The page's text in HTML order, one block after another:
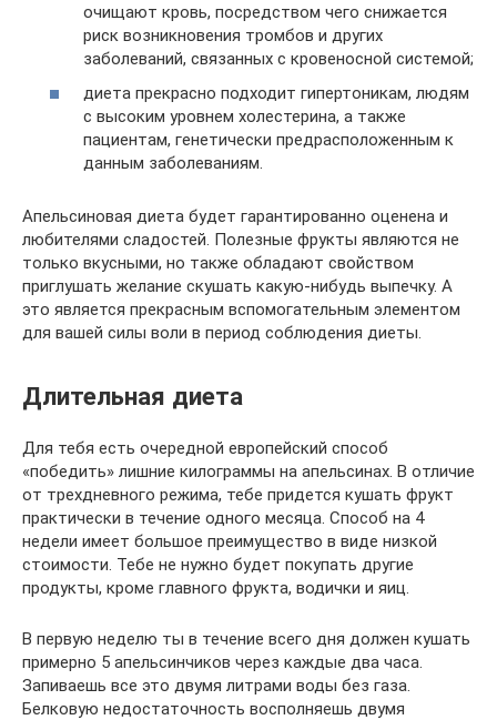
очищают кровь, посредством чего снижается
риск возникновения тромбов и других
заболеваний, связанных с кровеносной системой;
диета прекрасно подходит гипертоникам, людям
с высоким уровнем холестерина, а также
пациентам, генетически предрасположенным к
данным заболеваниям.
Апельсиновая диета будет гарантированно оценена и
любителями сладостей. Полезные фрукты являются не
только вкусными, но также обладают свойством
приглушать желание скушать какую-нибудь выпечку. А
это является прекрасным вспомогательным элементом
для вашей силы воли в период соблюдения диеты.
Длительная диета
Для тебя есть очередной европейский способ
«победить» лишние килограммы на апельсинах. В отличие
от трехдневного режима, тебе придется кушать фрукт
практически в течение одного месяца. Способ на 4
недели имеет большое преимущество в виде низкой
стоимости. Тебе не нужно будет покупать другие
продукты, кроме главного фрукта, водички и яиц.
В первую неделю ты в течение всего дня должен кушать
примерно 5 апельсинчиков через каждые два часа.
Запиваешь все это двумя литрами воды без газа.
Белковую недостаточность восполняешь двумя